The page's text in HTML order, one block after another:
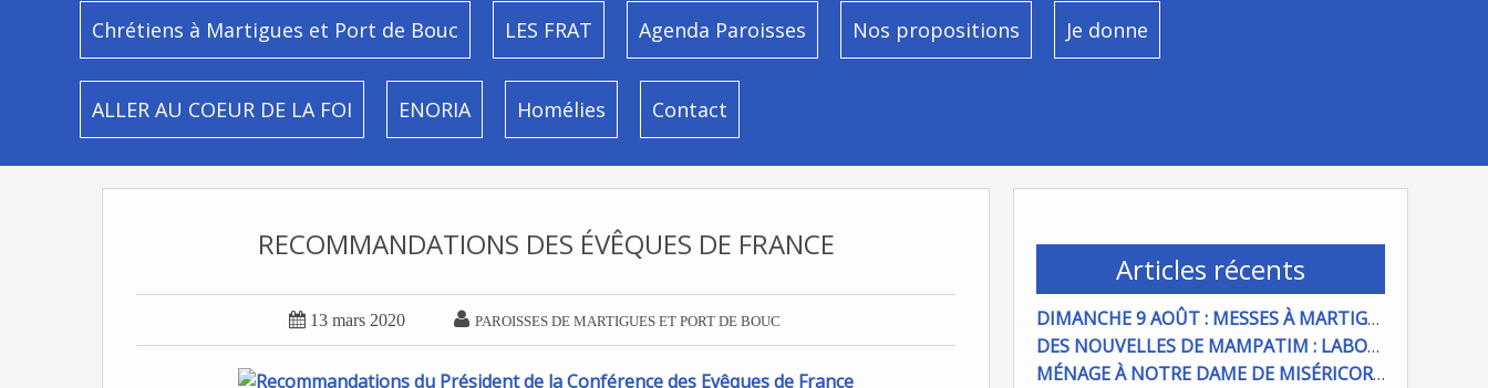
Chrétiens à Martigues et Port de Bouc LES FRAT Agenda Paroisses Nos propositions Je donne
ALLER AU COEUR DE LA FOI ENORIA Homélies Contact
Articles récents
DIMANCHE 9 AOÛT : MESSES À MARTIGUES ET PORT DE BOUC
DES NOUVELLES DE MAMPATIM : LABOUR DU CHAMP PAROISSIAL
MÉNAGE À NOTRE DAME DE MISÉRICORDE : ON COMPTE SUR VOUS !
RECOMMANDATIONS DES ÉVÊQUES DE FRANCE
 13 mars 2020  PAROISSES DE MARTIGUES ET PORT DE BOUC